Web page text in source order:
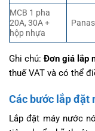
MCB 1 pha
20A, 30A +
hộp nhựa
Ghi chú: Đơn giá lắp
thuế VAT và có thể
Các bước lắp đặt
Lắp đặt máy nước